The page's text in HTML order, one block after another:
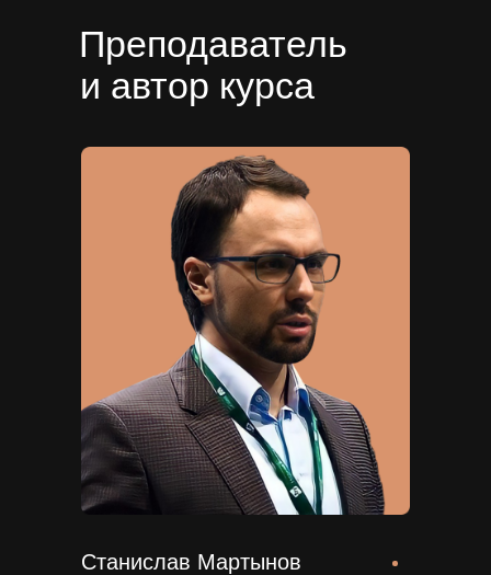
и автор курса
Преподаватель
Станислав Мартынов